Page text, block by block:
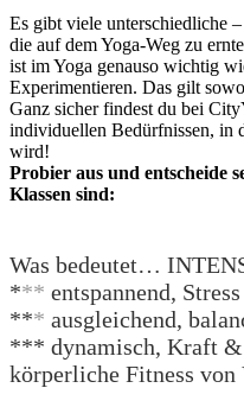
Es gibt viele unterschiedliche
die auf dem Yoga-Weg zu
ist im Yoga genauso wichtig
Experimentieren. Das gilt
Ganz sicher findest du bei
individuellen Bedürfnissen, in
wird!
Probier aus und entscheide
Klassen sind:
Was bedeutet…
*** entspannend,
*** ausgleichend,
*** dynamisch, Kraft
körperliche Fitness von